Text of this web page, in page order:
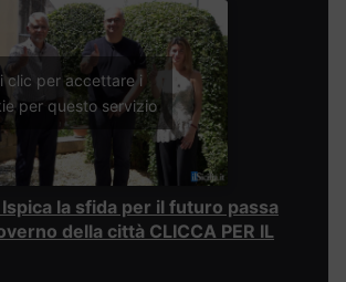
clic per accettare i
per questo servizio
Ispica la sfida per il futuro passa
della città CLICCA PER IL